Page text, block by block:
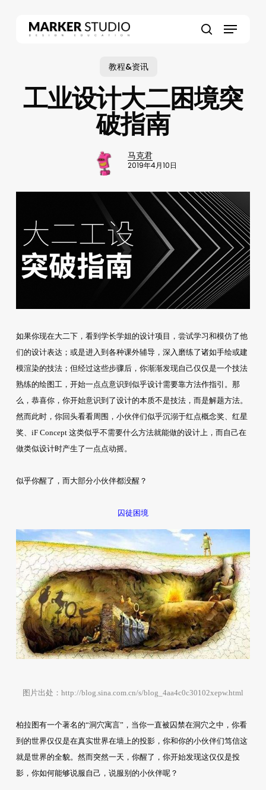
Menu
教程&资讯
工业设计大二困境突
破指南
马克君
2019年4月10日
如果你现在大二下，看到学长学姐的设计项目，尝试学习和模仿了他
们的设计表达；或是进入到各种课外辅导，深入磨练了诸如手绘或建
模渲染的技法；但经过这些步骤后，你渐渐发现自己仅仅是一个技法
熟练的绘图工，开始一点点意识到似乎设计需要靠方法作指引。那
么，恭喜你，你开始意识到了设计的本质不是技法，而是解题方法。
然而此时，你回头看看周围，小伙伴们似乎沉溺于红点概念奖、红星
奖、iF Concept 这类似乎不需要什么方法就能做的设计上，而自己在
做类似设计时产生了一点点动摇。
似乎你醒了，而大部分小伙伴都没醒？
囚徒困境
图片出处：http://blog.sina.com.cn/s/blog_4aa4c0c30102xepw.html
柏拉图有一个著名的“洞穴寓言”，当你一直被囚禁在洞穴之中，你看
到的世界仅仅是在真实世界在墙上的投影，你和你的小伙伴们笃信这
就是世界的全貌。然而突然一天，你醒了，你开始发现这仅仅是投
影，你如何能够说服自己，说服别的小伙伴呢？